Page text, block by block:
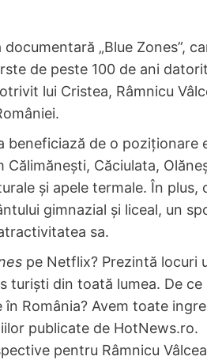
„Blue Zones”,
de peste 100 de ani
lui Cristea, Râmnicu
beneficiază de o
Călimănești, Căciulata,
și apele termale. În
gimnazial și liceal, un
sa.
pe Netflix? Prezintă locuri
turiști din toată lumea. De
România? Avem toate
publicate de HotNews.ro.
pentru Râmnicu